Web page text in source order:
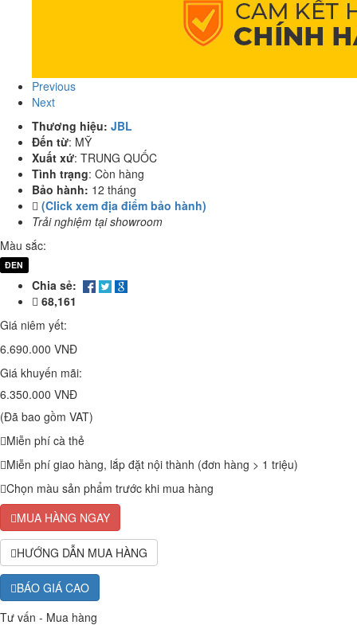
Previous
Next
Thương hiệu: JBL
Đến từ: MỸ
Xuất xứ: TRUNG QUỐC
Tình trạng: Còn hàng
Bảo hành: 12 tháng
(Click xem địa điểm bảo hành)
Trải nghiệm tại showroom
Màu sắc:
ĐEN
Chia sẻ:
68,161
Giá niêm yết:
6.690.000 VNĐ
Giá khuyến mãi:
6.350.000 VNĐ
(Đã bao gồm VAT)
Miễn phí cà thẻ
Miễn phí giao hàng, lắp đặt nội thành (đơn hàng > 1 triệu)
Chọn màu sản phẩm trước khi mua hàng
MUA HÀNG NGAY
HƯỚNG DẪN MUA HÀNG
BÁO GIÁ CAO
Tư vấn - Mua hàng